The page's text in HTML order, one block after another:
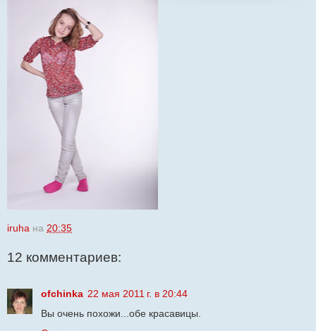
iruha на 20:35
12 комментариев:
ofchinka 22 мая 2011 г. в 20:44
Вы очень похожи...обе красавицы.